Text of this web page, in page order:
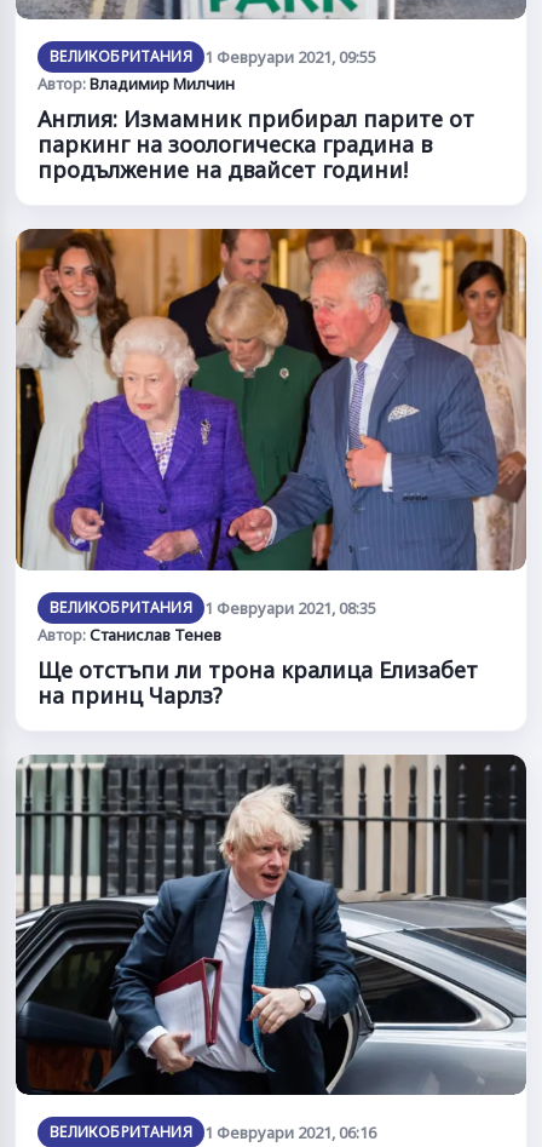
ВЕЛИКОБРИТАНИЯ
1 Февруари 2021, 09:55
Автор:Владимир Милчин
Англия: Измамник прибирал парите от
паркинг на зоологическа градина в
продължение на двайсет години!
ВЕЛИКОБРИТАНИЯ
1 Февруари 2021, 08:35
Автор:Станислав Тенев
Ще отстъпи ли трона кралица Елизабет
на принц Чарлз?
ВЕЛИКОБРИТАНИЯ
1 Февруари 2021, 06:16